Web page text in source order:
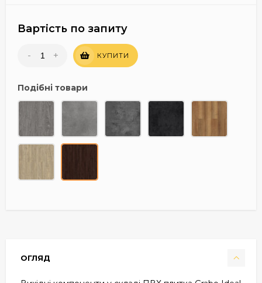
Вартість по запиту
- + КУПИТИ
Подібні товари
ОГЛЯД